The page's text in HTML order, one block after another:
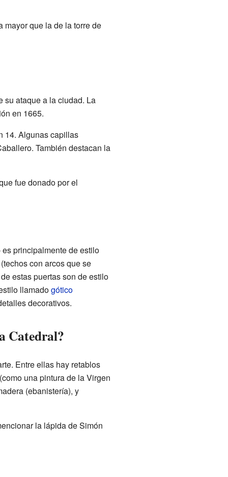
que la de la torre de
su ataque a la ciudad. La
en 1665.
14. Algunas capillas
También destacan la
fue donado por el
principalmente de estilo
con arcos que se
estas puertas son de estilo
llamadogótico
decorativos.
Catedral?
Entre ellas hay retablos
una pintura de la Virgen
(ebanistería), y
la lápida de Simón